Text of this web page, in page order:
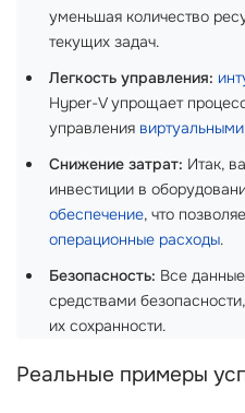
уменьшая количество
текущих задач.
Легкость управления:
Hyper-V упрощает
управления
Снижение затрат: Итак,
инвестиции в
обеспечение, что
операционные расходы.
Безопасность: Все
средствами
их сохранности.
Реальные примеры